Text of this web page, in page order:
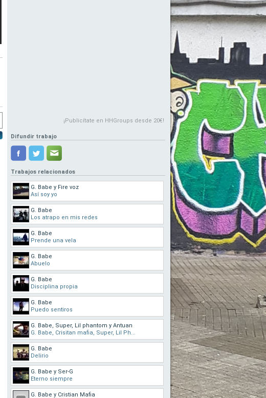
¡Publicítate en HHGroups desde 20€!
Difundir trabajo
Trabajos relacionados
G. Babe y Fire voz
Así soy yo
G. Babe
Los atrapo en mis redes
G. Babe
Prende una vela
G. Babe
Abuelo
G. Babe
Disciplina propia
G. Babe
Puedo sentiros
G. Babe, Super, Lil phantom y Antuan
G. Babe, Crisitan mafia, Super, Lil Ph...
G. Babe
Delirio
G. Babe y Ser-G
Eterno siempre
G. Babe y Cristian Mafia